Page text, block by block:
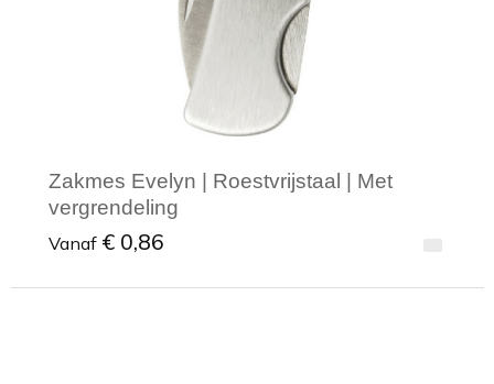
Zakmes Evelyn | Roestvrijstaal | Met
vergrendeling
Vanaf € 0,86